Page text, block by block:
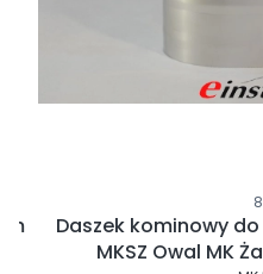
Daszek kominowy
MKSZ Owal MK